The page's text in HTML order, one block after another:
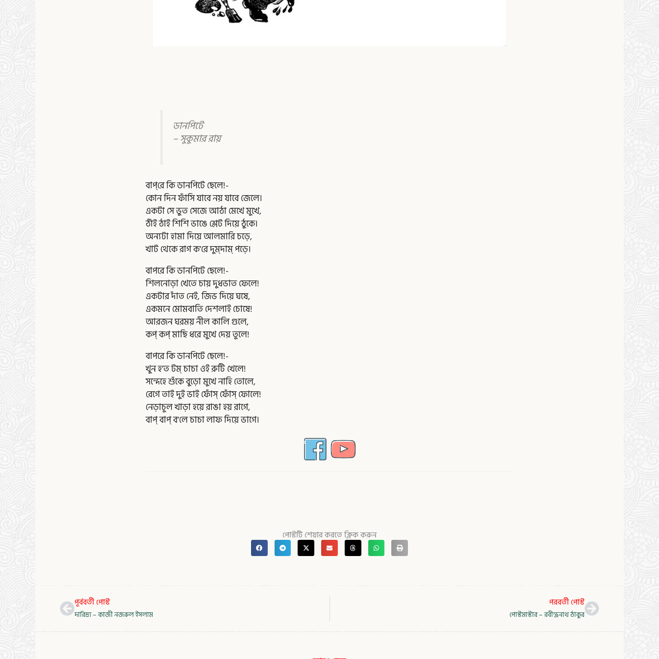
ডানপিটে
– সুকুমার রায়
বাপ্‌রে কি ডানপিটে ছেলে!-
কোন দিন ফাঁসি যাবে নয় যাবে জেলে।
একটা সে ভুত সেজে আঠা মেখে মুখে,
ঠাঁই ঠাই শিশি ভাঙে শ্লেট দিয়ে ঠুকে।
অন্যটা হামা দিয়ে আলমারি চড়ে,
খাট থেকে রাগ ক’রে দুম্‌দাম্ পড়ে।
বাপরে কি ডানপিটে ছেলে!-
শিলনোড়া খেতে চায় দুধভাত ফেলে!
একটার দাঁত নেই, জিভ দিয়ে ঘষে,
একমনে মোমবাতি দেশলাই চোষে!
আরজন ঘরময় নীল কালি গুলে,
কপ্ কপ্ মাছি ধরে মুখে দেয় তুলে!
বাপরে কি ডানপিটে ছেলে!-
খুন হ’ত টম্ চাচা ওই রুটি খেলে!
সন্দেহে শুঁকে বুড়ো মুখে নাহি তোলে,
রেগে তাই দুই ভাই ফোঁস্ ফোঁস্ ফোলে!
নেড়াচুল খাড়া হয়ে রাঙা হয় রাগে,
বাপ্ বাপ্ ব’লে চাচা লাফ দিয়ে ভাগে।
পোস্টটি শেয়ার করতে ক্লিক করুন
Prevপূর্ববর্তী পোস্ট
দারিদ্র্য – কাজী নজরুল ইসলাম
পরবর্তী পোস্ট
পোস্টমাস্টার – রবীন্দ্রনাথ ঠাকুর
Next